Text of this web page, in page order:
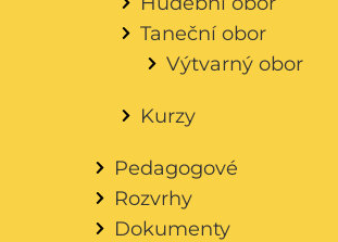
Taneční obor
Výtvarný obor
Kurzy
Pedagogové
Rozvrhy
Dokumenty